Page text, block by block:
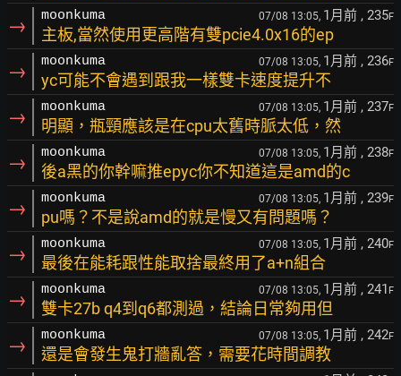
→ moonkuma 07/08 13:05, 1月前 , 235F
主板,當然使用更高階有雙pcie4.0x16的ep
→ moonkuma 07/08 13:05, 1月前 , 236F
yc可能不會遇到跟我一樣雙卡速度提升不
→ moonkuma 07/08 13:05, 1月前 , 237F
明顯，瓶頸應該是在cpu太舊時脈太低，然
→ moonkuma 07/08 13:05, 1月前 , 238F
後a黑的你幹嘛推epyc你不知道這是amd的c
→ moonkuma 07/08 13:05, 1月前 , 239F
pu嗎？不是說amd的就是慢又有問題嗎？
→ moonkuma 07/08 13:05, 1月前 , 240F
最後在能耗跟性能取捨最終用了a+n組合
→ moonkuma 07/08 13:05, 1月前 , 241 F
雙卡27b q4到q6都測過，結論日常夠用但
→ moonkuma 07/08 13:05, 1月前 , 242F
還是會發生鬼打牆亂答，需要花時間調教